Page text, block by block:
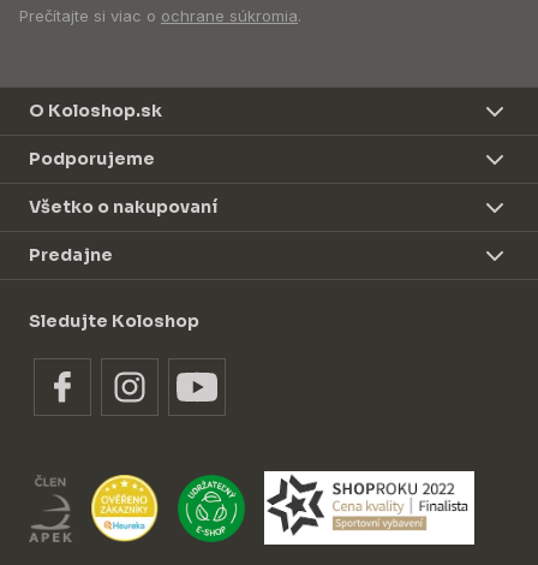
Prečítajte si viac o ochrane súkromia.
O Koloshop.sk
Podporujeme
Všetko o nakupovaní
Predajne
Sledujte Koloshop